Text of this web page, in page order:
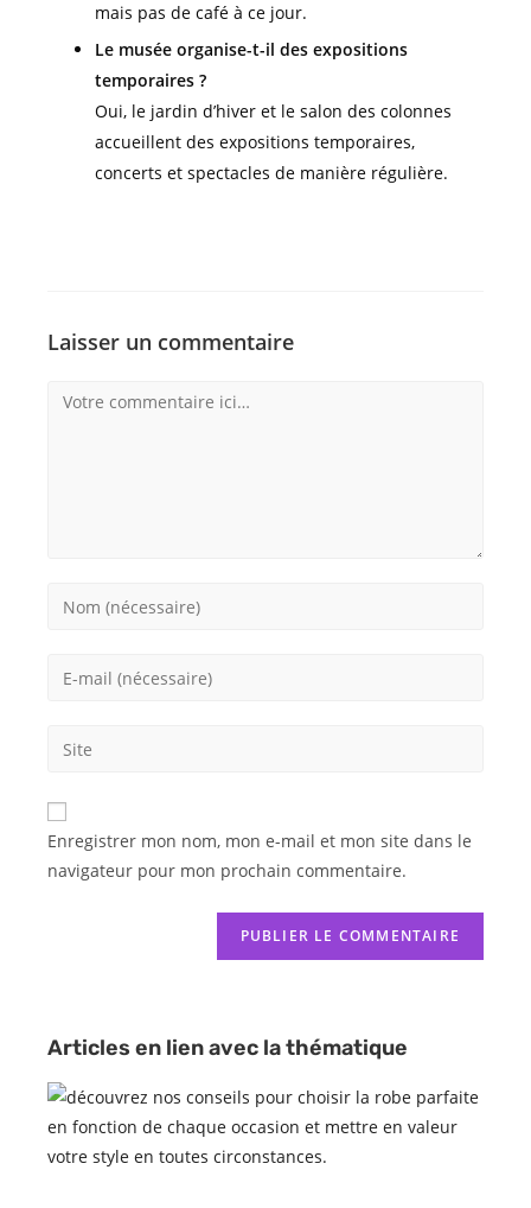
mais pas de café à ce jour.
Le musée organise-t-il des expositions
temporaires ?
Oui, le jardin d’hiver et le salon des colonnes
accueillent des expositions temporaires,
concerts et spectacles de manière régulière.
Laisser un commentaire
Enregistrer mon nom, mon e-mail et mon site dans le
navigateur pour mon prochain commentaire.
Articles en lien avec la thématique